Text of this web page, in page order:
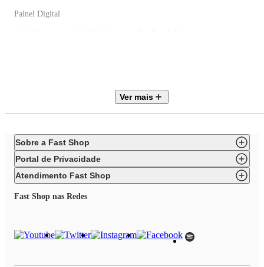
Painel Digital
Ver mais
Sobre a Fast Shop
Portal de Privacidade
Atendimento Fast Shop
Fast Shop nas Redes